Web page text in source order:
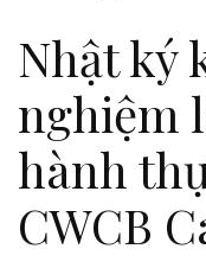
Nhật ký
nghiệm
hành
CWCB